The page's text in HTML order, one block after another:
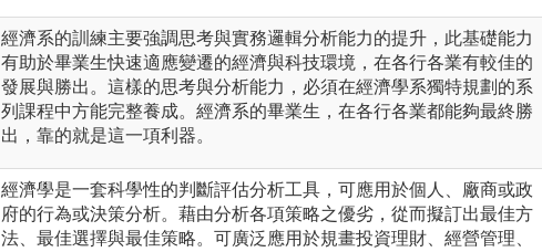
經濟系的訓練主要強調思考與實務邏輯分析能力的提升，此基礎能力
有助於畢業生快速適應變遷的經濟與科技環境，在各行各業有較佳的
發展與勝出。這樣的思考與分析能力，必須在經濟學系獨特規劃的系
列課程中方能完整養成。經濟系的畢業生，在各行各業都能夠最終勝
出，靠的就是這一項利器。
經濟學是一套科學性的判斷評估分析工具，可應用於個人、廠商或政
府的行為或決策分析。藉由分析各項策略之優劣，從而擬訂出最佳方
法、最佳選擇與最佳策略。可廣泛應用於規畫投資理財、經營管理、